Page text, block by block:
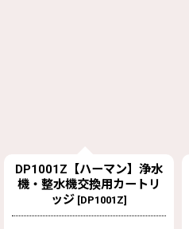
DP1001Z【ハーマン】浄水
機・整水機交換用カートリ
ッジ [DP1001Z]